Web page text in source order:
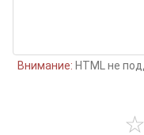
Внимание: HTML не